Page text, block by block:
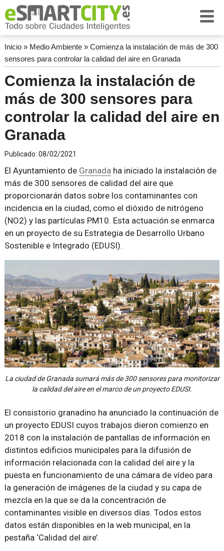
Inicio» Medio Ambiente» Comienza la instalación de más de 300
sensores para controlar la calidad del aire en Granada
Comienza la instalación de
más de 300 sensores para
controlar la calidad del aire en
Granada
Publicado: 08/02/2021
El Ayuntamiento de Granadaha iniciado la instalación de
más de 300 sensores de calidad del aire que
proporcionarán datos sobre los contaminantes con
incidencia en la ciudad, como el dióxido de nitrógeno
(NO2) y las partículas PM10. Esta actuación se enmarca
en un proyecto de su Estrategia de Desarrollo Urbano
Sostenible e Integrado (EDUSI).
La ciudad de Granada sumará más de 300 sensores para monitorizar
la calidad del aire en el marco de un proyecto EDUSI.
El consistorio granadino ha anunciado la continuación de
un proyecto EDUSI cuyos trabajos dieron comienzo en
2018 con la instalación de pantallas de información en
distintos edificios municipales para la difusión de
información relacionada con la calidad del aire y la
puesta en funcionamiento de una cámara de vídeo para
la generación de imágenes de la ciudad y su capa de
mezcla en la que se da la concentración de
contaminantes visible en diversos días. Todos estos
datos están disponibles en la web municipal, en la
pestaña ‘Calidad del aire’.